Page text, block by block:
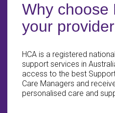
Why choose
your
HCA is a registered
support services in
access to the best
Care Managers and
personalised care and